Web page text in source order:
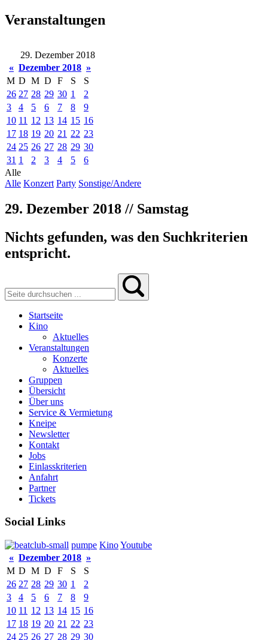
Veranstaltungen
29. Dezember 2018
« Dezember 2018 »
M D M D F S
S
26 27 28 29 30 1
2
3
4 5 6 7 8
9
10 11 12 13 14 15 16
17 18 19 20 21 22 23
24 25 26 27 28 29 30
31 1 2 3 4 5
6
Alle
Alle Konzert Party Sonstige/Andere
29. Dezember 2018 // Samstag
Nichts gefunden, was den Suchkriterien
entspricht.
Startseite
Kino
Aktuelles
Veranstaltungen
Konzerte
Aktuelles
Gruppen
Übersicht
Über uns
Service & Vermietung
Kneipe
Newsletter
Kontakt
Jobs
Einlasskriterien
Anfahrt
Partner
Tickets
Social Links
pumpe KinoYoutube
« Dezember 2018 »
M D M D F S
S
26 27 28 29 30 1
2
3
4 5 6 7 8
9
10 11 12 13 14 15 16
17 18 19 20 21 22 23
24 25 26 27 28 29 30